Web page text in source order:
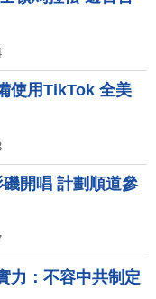
使用TikTok 全美
開唱 計劃順道參
力：不容中共制定